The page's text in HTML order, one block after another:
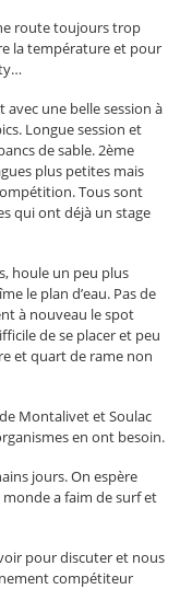
route toujours trop
la température et pour
une belle session à
Longue session et
de sable. 2ème
plus petites mais
Tous sont
qui ont déjà un stage
houle un peu plus
le plan d’eau. Pas de
à nouveau le spot
de se placer et peu
et quart de rame non
Montalivet et Soulac
en ont besoin.
jours. On espère
a faim de surf et
pour discuter et nous
compétiteur